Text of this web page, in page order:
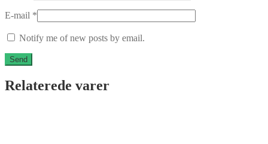
E-mail *
Notify me of new posts by email.
Relaterede varer